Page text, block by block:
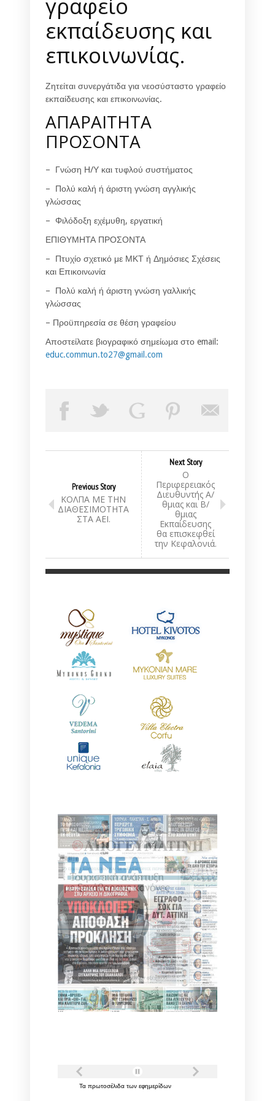
εκπαίδευσης και
επικοινωνίας.
Ζητείται συνεργάτιδα για νεοσύσταστο γραφείο
εκπαίδευσης και επικοινωνίας.
ΑΠΑΡΑΙΤΗΤΑ
ΠΡΟΣΟΝΤΑ
– Γνώση Η/Υ και τυφλού συστήματος
– Πολύ καλή ή άριστη γνώση αγγλικής
γλώσσας
– Φιλόδοξη εχέμυθη, εργατική
ΕΠΙΘΥΜΗΤΑ ΠΡΟΣΟΝΤΑ
– Πτυχίο σχετικό με ΜΚΤ ή Δημόσιες Σχέσεις
και Επικοινωνία
– Πολύ καλή ή άριστη γνώση γαλλικής
γλώσσας
– Προϋπηρεσία σε θέση γραφείου
Αποστείλατε βιογραφικό σημείωμα στο email:
educ.commun.to27@gmail.com
Previous Story
ΚΟΛΠΑ ΜΕ ΤΗΝ
ΔΙΑΘΕΣΙΜΟΤΗΤΑ
ΣΤΑ ΑΕΙ.
Next Story
Ο
Περιφερειακός
Διευθυντής Α/
θμιας και Β/
θμιας
Εκπαίδευσης
θα επισκεφθεί
την Κεφαλονιά.
Τα πρωτοσέλιδα των εφημερίδων